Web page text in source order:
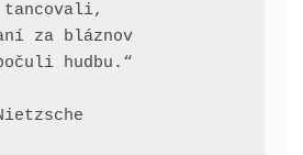
za bláznov
hudbu.“